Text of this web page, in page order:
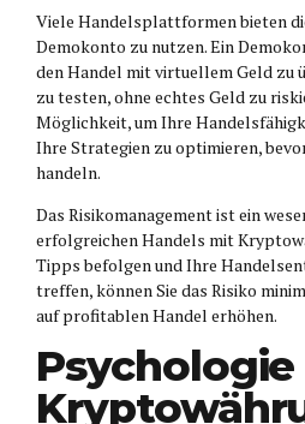
Viele Handelsplattformen bieten
Demokonto zu nutzen. Ein
den Handel mit virtuellem Geld zu
zu testen, ohne echtes Geld zu
Möglichkeit, um Ihre
Ihre Strategien zu optimieren,
handeln.
Das Risikomanagement ist ein
erfolgreichen Handels mit
Tipps befolgen und Ihre
treffen, können Sie das Risiko
auf profitablen Handel erhöhen.
Psychologie